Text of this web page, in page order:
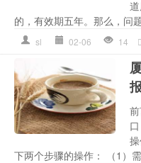
的，有效期五年。那么，问
sl 02-06 14
下两个步骤的操作： （1）